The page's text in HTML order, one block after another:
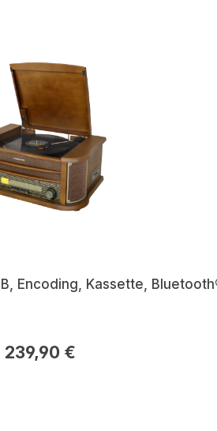
Encoding, Kassette,
239,90 €